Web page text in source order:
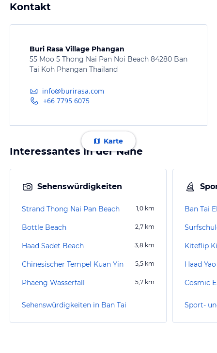
Kontakt
Buri Rasa Village Phangan
55 Moo 5 Thong Nai Pan Noi Beach 84280 Ban
Tai Koh Phangan Thailand
info@burirasa.com
+66 7795 6075
Karte
Interessantes in der Nähe
Sehenswürdigkeiten
Strand Thong Nai Pan Beach 1,0 km
Bottle Beach 2,7 km
Haad Sadet Beach 3,8 km
Chinesischer Tempel Kuan Yin 5,5 km
Phaeng Wasserfall 5,7 km
Sehenswürdigkeiten in Ban Tai
Kiteflip
Cosmic
Sport-